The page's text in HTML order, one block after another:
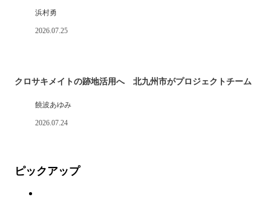
浜村勇
2026.07.25
クロサキメイトの跡地活用へ 北九州市がプロジェクトチーム
饒波あゆみ
2026.07.24
ピックアップ